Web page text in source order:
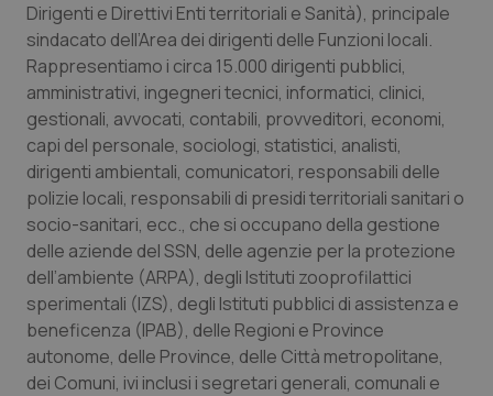
QS Pro
Professionisti Sanitari.AI
Abruzzo
Basilicata
Calabria
Campania
Emilia-Romagna
QS Pro Gold
Artrite & artrosi
Asma & BPCO
Car-T
Colesterolo & coronaropatie
QS Club Newsletter
Dirigenti e Direttivi Enti territoriali e Sanità), principale
sindacato dell’Area dei dirigenti delle Funzioni locali.
Rappresentiamo i circa 15.000 dirigenti pubblici,
amministrativi, ingegneri tecnici, informatici, clinici,
gestionali, avvocati, contabili, provveditori, economi,
capi del personale, sociologi, statistici, analisti,
dirigenti ambientali, comunicatori, responsabili delle
polizie locali, responsabili di presidi territoriali sanitari o
socio-sanitari, ecc., che si occupano della gestione
delle aziende del SSN, delle agenzie per la protezione
dell’ambiente (ARPA), degli Istituti zooprofilattici
sperimentali (IZS), degli Istituti pubblici di assistenza e
beneficenza (IPAB), delle Regioni e Province
autonome, delle Province, delle Città metropolitane,
dei Comuni, ivi inclusi i segretari generali, comunali e